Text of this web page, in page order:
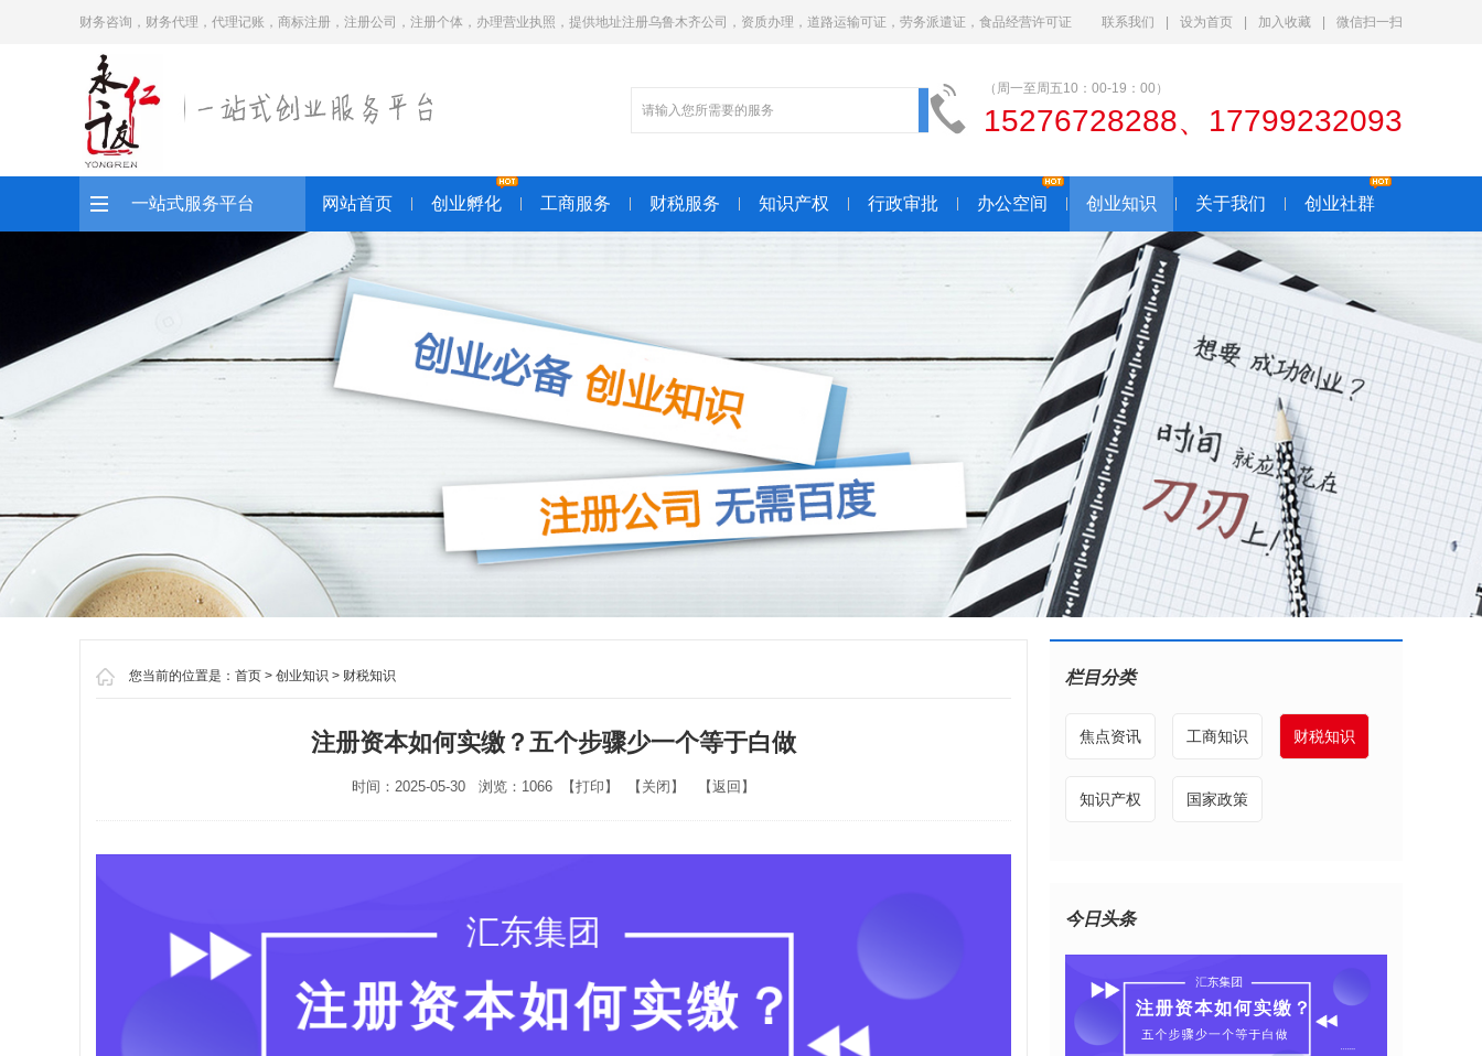
财务咨询，财务代理，代理记账，商标注册，注册公司，注册个体，办理营业执照，提供地址注册乌鲁木齐公司，资质办理，道路运输可证，劳务派遣证，食品经营许可证 联系我们 设为首页 加入收藏 微信扫一扫
（周一至周五10：00-19：00）
15276728288、17799232093
一站式服务平台 网站首页 创业孵化 工商服务 财税服务 知识产权 行政审批 办公空间 创业知识 关于我们 创业社群
您当前的位置是： 首页 > 创业知识 > 财税知识
注册资本如何实缴？五个步骤少一个等于白做
时间：2025-05-30 浏览：1066 【打印 】 【 关闭 】 【返回 】
栏目分类
焦点资讯 工商知识 财税知识
知识产权 国家政策
今日头条